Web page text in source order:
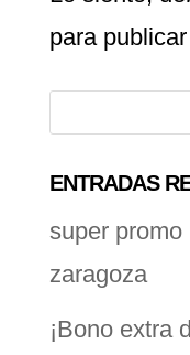
para
ENTRADAS
super promo
zaragoza
¡Bono extra